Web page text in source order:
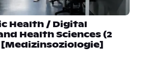
/ Digital
Health Sciences (2
[Medizinsoziologie]